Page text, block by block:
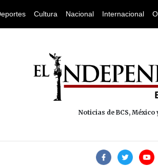
Cultura Nacional Internacional
Noticias de BCS, México